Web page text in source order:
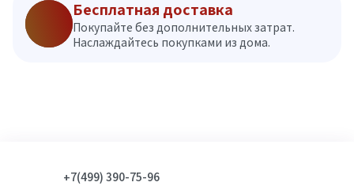
Бесплатная доставка
Покупайте без дополнительных затрат.
Наслаждайтесь покупками из дома.
+7(499) 390-75-96